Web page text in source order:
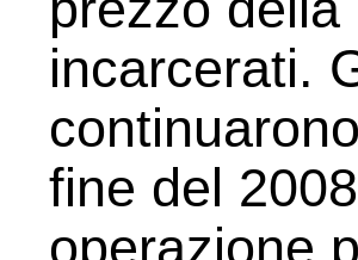
incarcerati.
fine del
operazione